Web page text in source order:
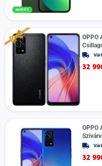
100%
OPPO
32
OPPO
32